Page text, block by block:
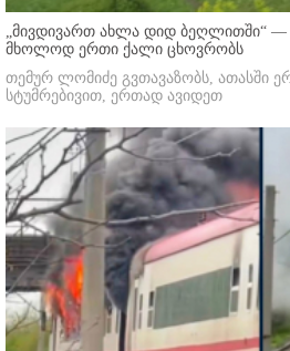
„მივდივართ ახლა დიდ ბეღლითში“ —
მხოლოდ ერთი ქალი ცხოვრობს
თემურ ლომიძე გვთავაზობს, ათასში
სტუმრებივით, ერთად ავიდეთ